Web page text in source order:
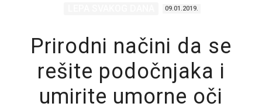
09.01.2019.
Prirodni načini da se
rešite podočnjaka i
umirite umorne oči